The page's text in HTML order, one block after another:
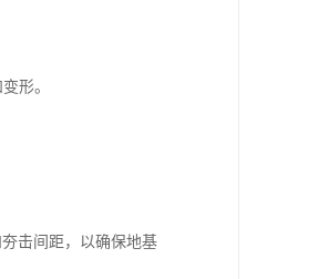
形。
击间距，以确保地基